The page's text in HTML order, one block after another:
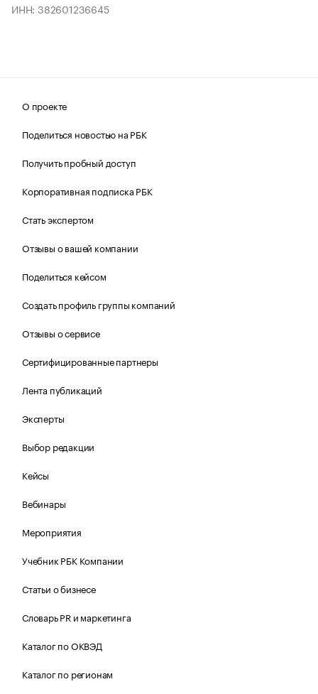
ИНН: 382601236645
О проекте
Поделиться новостью на РБК
Получить пробный доступ
Корпоративная подписка РБК
Стать экспертом
Отзывы о вашей компании
Поделиться кейсом
Создать профиль группы компаний
Отзывы о сервисе
Сертифицированные партнеры
Лента публикаций
Эксперты
Выбор редакции
Кейсы
Вебинары
Мероприятия
Учебник РБК Компании
Статьи о бизнесе
Словарь PR и маркетинга
Каталог по ОКВЭД
Каталог по регионам